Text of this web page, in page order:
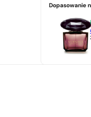
Dopasowanie